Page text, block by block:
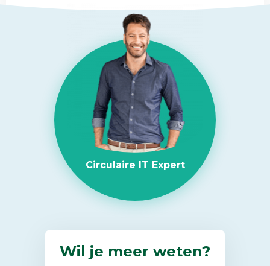
overgenomen
Circulaire IT Expert
Wil je meer weten?